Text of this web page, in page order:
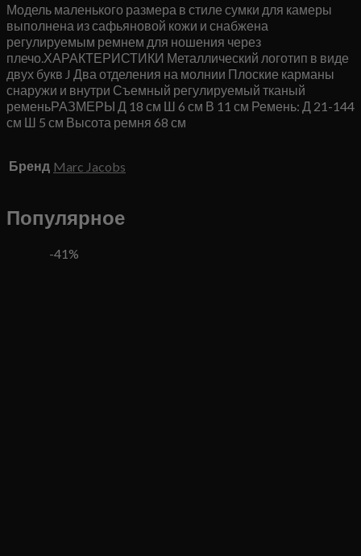
Модель маленького размера в стиле сумки для камеры
выполнена из сафьяновой кожи и снабжена
регулируемым ремнем для ношения через
плечо.ХАРАКТЕРИСТИКИ Металлический логотип в виде
двух букв J Два отделения на молнии Плоские карманы
снаружи и внутри Съемный регулируемый тканый
ременьРАЗМЕРЫ Д 18 см Ш 6 см В 11 см Ремень: Д 21-144
см Ш 5 см Высота ремня 68 см
Бренд Marc Jacobs
Популярное
-41%